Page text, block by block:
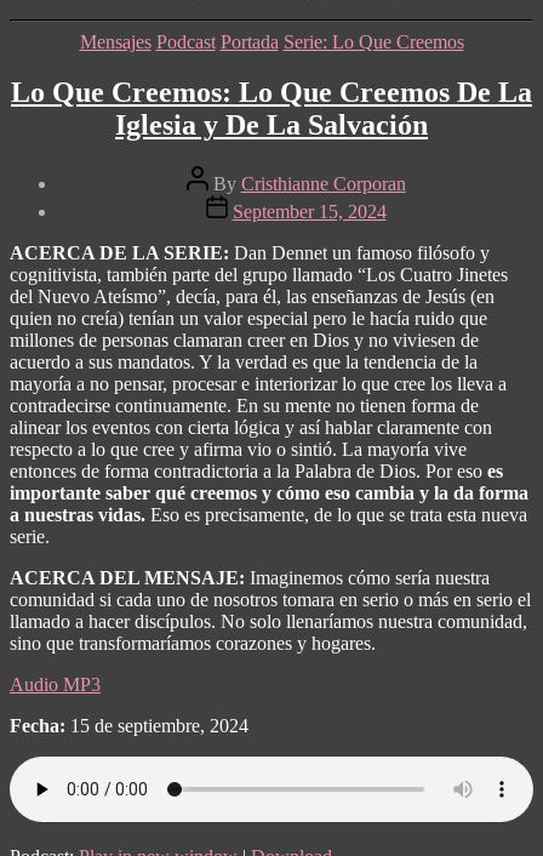
Categories
Mensajes Podcast Portada Serie: Lo Que Creemos
Lo Que Creemos: Lo Que Creemos De La
Iglesia y De La Salvación
Post
author
By Cristhianne Corporan
Post
date
September 15, 2024
ACERCA DE LA SERIE: Dan Dennet un famoso filósofo y
cognitivista, también parte del grupo llamado “Los Cuatro Jinetes
del Nuevo Ateísmo”, decía, para él, las enseñanzas de Jesús (en
quien no creía) tenían un valor especial pero le hacía ruido que
millones de personas clamaran creer en Dios y no viviesen de
acuerdo a sus mandatos. Y la verdad es que la tendencia de la
mayoría a no pensar, procesar e interiorizar lo que cree los lleva a
contradecirse continuamente. En su mente no tienen forma de
alinear los eventos con cierta lógica y así hablar claramente con
respecto a lo que cree y afirma vio o sintió. La mayoría vive
entonces de forma contradictoria a la Palabra de Dios. Por eso es
importante saber qué creemos y cómo eso cambia y la da forma
a nuestras vidas. Eso es precisamente, de lo que se trata esta nueva
serie.
ACERCA DEL MENSAJE: Imaginemos cómo sería nuestra
comunidad si cada uno de nosotros tomara en serio o más en serio el
llamado a hacer discípulos. No solo llenaríamos nuestra comunidad,
sino que transformaríamos corazones y hogares.
Audio MP3
Fecha: 15 de septiembre, 2024